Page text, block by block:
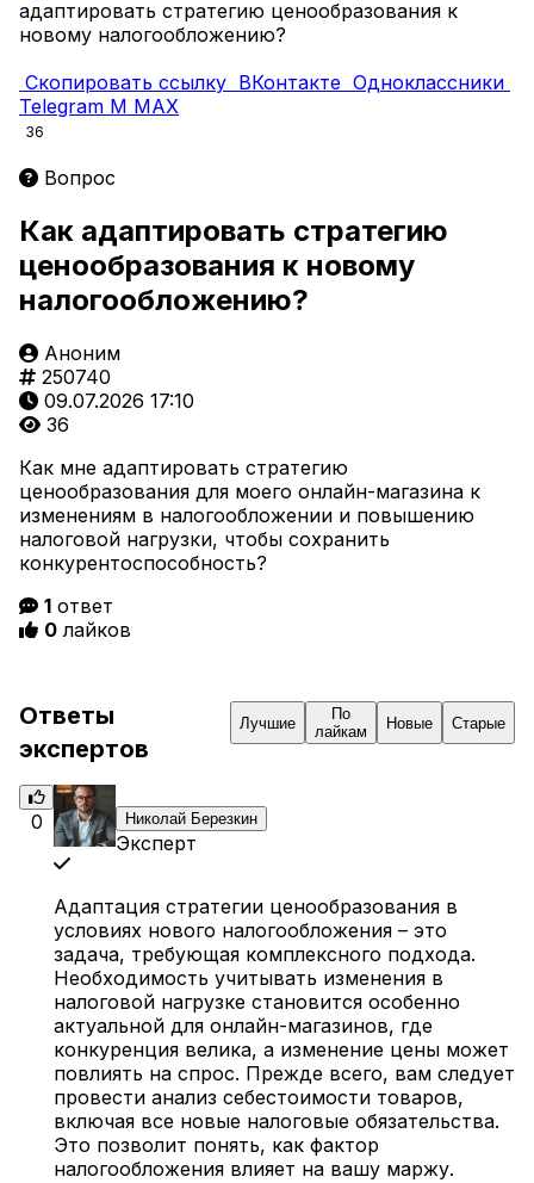
адаптировать стратегию ценообразования к
новому налогообложению?
Скопировать ссылку ВКонтакте Одноклассники
Telegram M MAX
36
Вопрос
Как адаптировать стратегию
ценообразования к новому
налогообложению?
Аноним
250740
09.07.2026 17:10
36
Как мне адаптировать стратегию
ценообразования для моего онлайн-магазина к
изменениям в налогообложении и повышению
налоговой нагрузки, чтобы сохранить
конкурентоспособность?
1 ответ
0 лайков
Ответы
экспертов
Лучшие
По
лайкам
Новые Старые
0 Николай Березкин
Эксперт
Адаптация стратегии ценообразования в
условиях нового налогообложения – это
задача, требующая комплексного подхода.
Необходимость учитывать изменения в
налоговой нагрузке становится особенно
актуальной для онлайн-магазинов, где
конкуренция велика, а изменение цены может
повлиять на спрос. Прежде всего, вам следует
провести анализ себестоимости товаров,
включая все новые налоговые обязательства.
Это позволит понять, как фактор
налогообложения влияет на вашу маржу.